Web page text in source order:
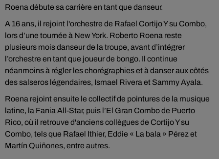
Roena débute sa carrière en tant que danseur.
A 16 ans, il rejoint l'orchestre de Rafael Cortijo Y su Combo,
lors d’une tournée à New York. Roberto Roena reste
plusieurs mois danseur de la troupe, avant d’intégrer
l’orchestre en tant que joueur de bongo. Il continue
néanmoins à régler les chorégraphies et à danser aux côtés
des salseros légendaires, Ismael Rivera et Sammy Ayala.
Roena rejoint ensuite le collectif de pointures de la musique
latine, la Fania All-Star, puis l’El Gran Combo de Puerto
Rico, où il retrouve d'anciens collègues de Cortijo Y su
Combo, tels que Rafael Ithier, Eddie « La bala » Pérez et
Martín Quiñones, entre autres.